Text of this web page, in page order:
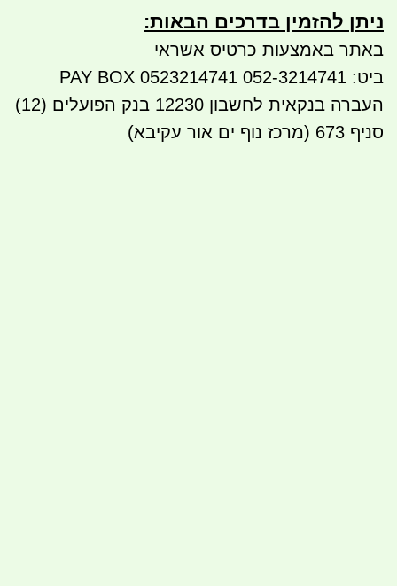
ניתן להזמין בדרכים הבאות:​​
באתר באמצעות כרטיס אשראי
ביט: 052-3214741 PAY BOX 0523214741
העברה בנקאית לחשבון 12230 בנק הפועלים (12)
סניף 673 (מרכז נוף ים אור עקיבא)